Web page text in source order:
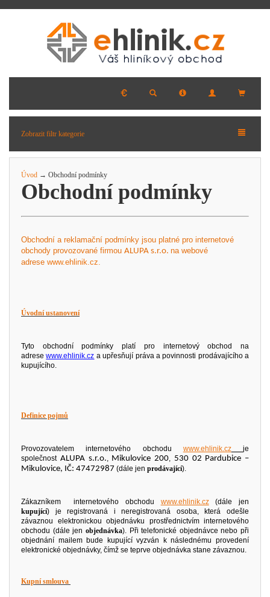
Zobrazit filtr kategorie
Úvod → Obchodní podmínky
Obchodní podmínky
Obchodní a reklamační podmínky jsou platné pro internetové
obchody provozované firmou ALUPA s.r.o. na webové
adrese www.ehlinik.cz.
Úvodní ustanovení
Tyto obchodní podmínky platí pro internetový obchod na
adrese www.ehlinik.cz a upřesňují práva a povinnosti prodávajícího a
kupujícího.
Definice pojmů
Provozovatelem internetového obchodu www.ehlinik.cz
je
společnost ALUPA s.r.o., Mikulovice 200, 530 02 Pardubice –
Mikulovice, IČ: 47472987 (dále jen prodávající).
Zákazníkem internetového obchodu www.ehlinik.cz(dále jen
kupující) je registrovaná i neregistrovaná osoba, která odešle
závaznou elektronickou objednávku prostřednictvím internetového
obchodu (dále jen objednávka). Při telefonické objednávce nebo při
objednání mailem bude kupující vyzván k následnému provedení
elektronické objednávky, čímž se teprve objednávka stane závaznou.
Kupní smlouva